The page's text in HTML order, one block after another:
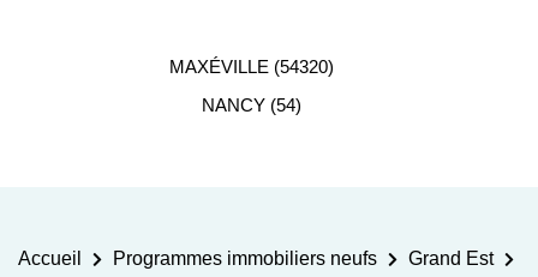
Notre équipe de conseillers se tient gratuitement à
votre disposition pour vous aider dans votre
MAXÉVILLE (54320)
NANCY (54)
Accueil Programmes immobiliers neufs
Grand Est